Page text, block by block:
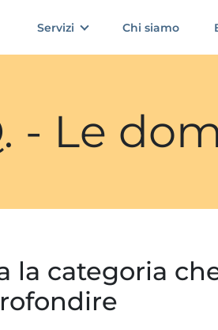
Servizi Chi siamo
- Le
la categoria